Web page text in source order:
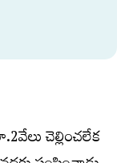
చెల్లించలేక